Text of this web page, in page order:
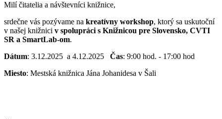
Milí čitatelia a návštevníci knižnice,
srdečne vás pozývame na kreatívny workshop, ktorý sa uskutoční
v našej knižnici v spolupráci s Knižnicou pre Slovensko, CVTI
SR a SmartLab-om.
Dátum: 3.12.2025 a 4.12.2025 Čas: 9:00 hod. - 17:00 hod
Miesto: Mestská knižnica Jána Johanidesa v Šali